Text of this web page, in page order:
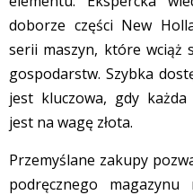
doborze części New
serii maszyn, które wciąż
gospodarstw. Szybka
jest kluczowa, gdy
jest na wagę złota.
Przemyślane zakupy
podręcznego magazynu